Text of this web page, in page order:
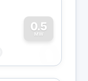
0.5
MW
0